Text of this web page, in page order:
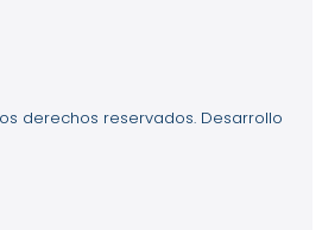
los derechos reservados. Desarrollo